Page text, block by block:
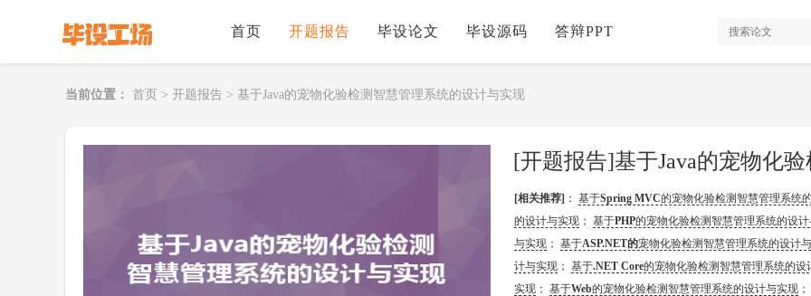
首页 开题报告 毕设论文 毕设源码 答辩PPT
当前位置： 首页 > 开题报告 > 基于Java的宠物化验检测智慧管理系统的设计与实现
[开题报告]基于Java的宠物化
[相关推荐] ： 基于Spring MVC的宠物化验检测智慧管理系统
的设计与实现 ； 基于PHP的宠物化验检测智慧管理系统的设
与实现 ； 基于ASP.NET的宠物化验检测智慧管理系统的设计
计与实现 ； 基于.NET Core的宠物化验检测智慧管理系统的设
实现 ； 基于Web的宠物化验检测智慧管理系统的设计与实现 ；